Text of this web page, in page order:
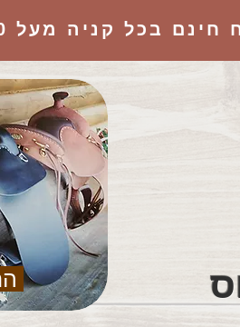
בכל קניה מעל 450 ש"ח